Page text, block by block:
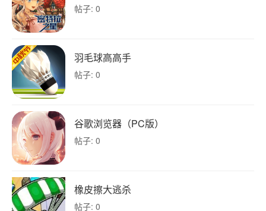
帖子: 0
羽毛球高高手
帖子: 0
谷歌浏览器（PC版）
帖子: 0
橡皮擦大逃杀
帖子: 0